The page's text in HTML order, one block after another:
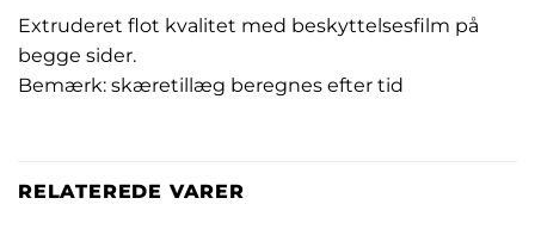
Extruderet flot kvalitet med beskyttelsesfilm på
begge sider.
Bemærk: skæretillæg beregnes efter tid
RELATEREDE VARER